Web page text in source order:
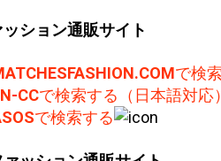
ション通販サイト
で検
CCで検索する（日本語対応）
で検索する